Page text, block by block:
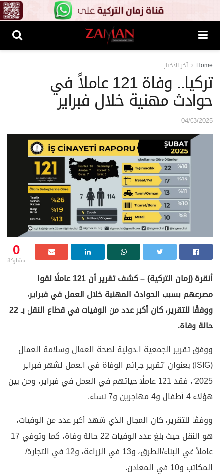
Home آخر الأخبار
تركيا.. وفاة 121 عاملاً في
حوادث مهنية خلال فبراير
04/03/2025
0
مشاركة
أنقرة (زمان التركية) – كشف تقرير أن 121 عاملًا لقوا
مصرعهم بسبب الحوادث المهنية خلال العمل في فبراير،
ووفقًا للتقرير، كان أكبر عدد من الوفيات في قطاع النقل بـ 22
حالة وفاة.
ووفق تقرير الجمعية الدولية لصحة العمال وسلامة العمال
(ISIG) بعنوان ”تقرير جرائم الوفاة في العمل لشهر فبراير
2025“، فقد 121 عاملًا حياتهم في العمل في فبراير، ومن بين
هؤلاء 4 أطفال و4 مهاجرين و7 نساء.
ووفقًا للتقرير، كان المجال الذي شهد أكبر عدد من الوفيات،
هو النقل حيث بلغ عدد الوفيات 22 حالة وفاة، كما وتوفي 17
عاملاً في البناء/الطرق، و13 في الزراعة، و12 في التجارة/
المكاتب و10 في المعادن.